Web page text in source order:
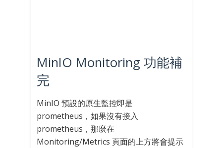
MinIO Monitoring 功能補
完
MinIO 預設的原生監控即是
prometheus，如果沒有接入
prometheus，那麼在
Monitoring/Metrics 頁面的上方將會提示